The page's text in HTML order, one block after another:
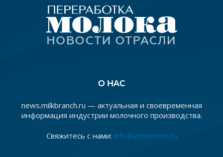
О НАС
news.milkbranch.ru — актуальная и своевременная
информация индустрии молочного производства.
Свяжитесь с нами: info@vedomost.ru